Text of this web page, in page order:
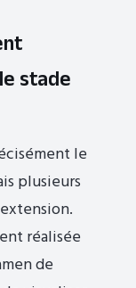
stade
le
plusieurs
réalisée
de